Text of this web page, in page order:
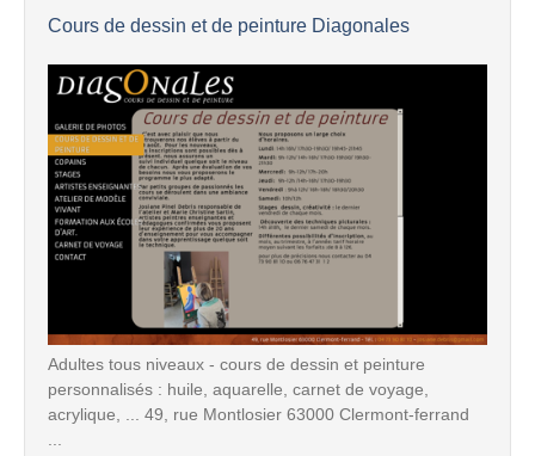
Cours de dessin et de peinture Diagonales
Adultes tous niveaux - cours de dessin et peinture
personnalisés : huile, aquarelle, carnet de voyage,
acrylique, ... 49, rue Montlosier 63000 Clermont-ferrand